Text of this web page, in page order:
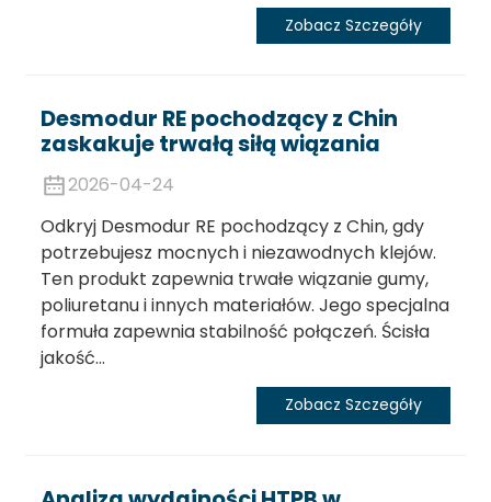
Zobacz Szczegóły
Desmodur RE pochodzący z Chin
zaskakuje trwałą siłą wiązania
2026-04-24
Odkryj Desmodur RE pochodzący z Chin, gdy
potrzebujesz mocnych i niezawodnych klejów.
Ten produkt zapewnia trwałe wiązanie gumy,
poliuretanu i innych materiałów. Jego specjalna
formuła zapewnia stabilność połączeń. Ścisła
jakość...
Zobacz Szczegóły